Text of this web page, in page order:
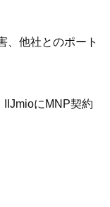
、他社とのポート
IIJmioにMNP契約